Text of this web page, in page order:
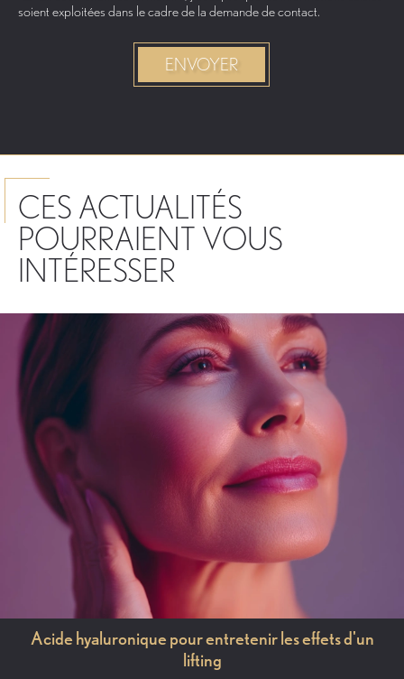
soient exploitées dans le cadre de la demande de contact.
CES ACTUALITÉS
POURRAIENT VOUS
INTÉRESSER
Acide hyaluronique pour entretenir les effets d'un
lifting